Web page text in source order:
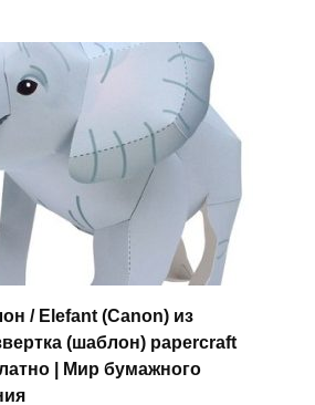
/ Elefant (Canon) из
(шаблон) papercraft
| Мир бумажного